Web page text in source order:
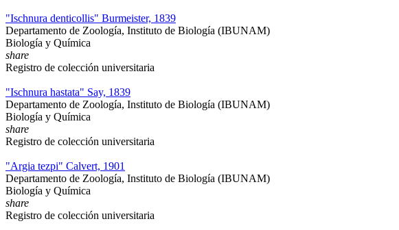
"Ischnura denticollis" Burmeister, 1839
Departamento de Zoología, Instituto de Biología (IBUNAM)
Biología y Química
share
Registro de colección universitaria
"Ischnura hastata" Say, 1839
Departamento de Zoología, Instituto de Biología (IBUNAM)
Biología y Química
share
Registro de colección universitaria
"Argia tezpi" Calvert, 1901
Departamento de Zoología, Instituto de Biología (IBUNAM)
Biología y Química
share
Registro de colección universitaria